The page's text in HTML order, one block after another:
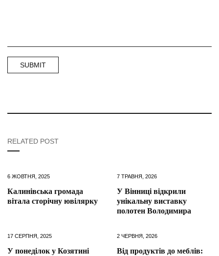
RELATED POST
6 ЖОВТНЯ, 2025
Калинівська громада
вітала сторічну ювілярку
7 ТРАВНЯ, 2026
У Вінниці відкрили
унікальну виставку
полотен Володимира
17 СЕРПНЯ, 2025
У понеділок у Козятині
2 ЧЕРВНЯ, 2026
Від продуктів до меблів: